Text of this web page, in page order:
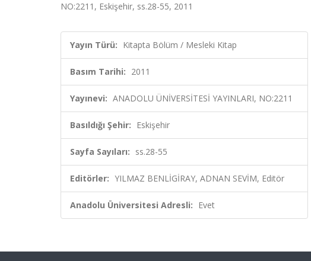
NO:2211, Eskişehir, ss.28-55, 2011
Yayın Türü: Kitapta Bölüm / Mesleki Kitap
Basım Tarihi: 2011
Yayınevi: ANADOLU ÜNİVERSİTESİ YAYINLARI, NO:2211
Basıldığı Şehir: Eskişehir
Sayfa Sayıları: ss.28-55
Editörler: YILMAZ BENLİGİRAY, ADNAN SEVİM, Editör
Anadolu Üniversitesi Adresli: Evet